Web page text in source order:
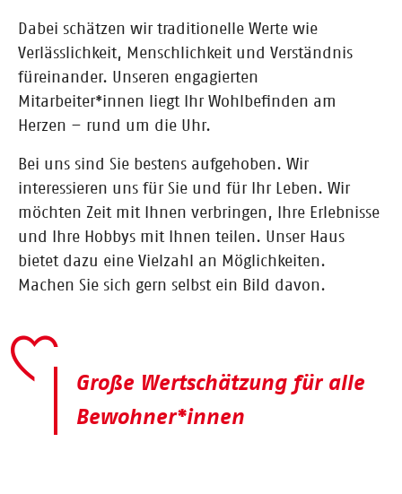
Dabei schätzen wir traditionelle Werte wie
Verlässlichkeit, Menschlichkeit und Verständnis
füreinander. Unseren engagierten
Mitarbeiter*innen liegt Ihr Wohlbefinden am
Herzen – rund um die Uhr.
Bei uns sind Sie bestens aufgehoben. Wir
interessieren uns für Sie und für Ihr Leben. Wir
möchten Zeit mit Ihnen verbringen, Ihre Erlebnisse
und Ihre Hobbys mit Ihnen teilen. Unser Haus
bietet dazu eine Vielzahl an Möglichkeiten.
Machen Sie sich gern selbst ein Bild davon.
Große Wertschätzung für alle
Bewohner*innen